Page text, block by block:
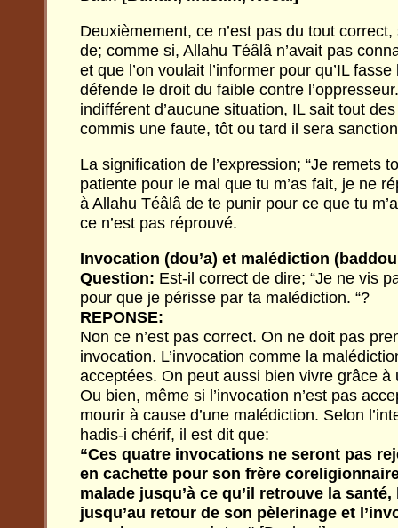
Deuxièmement, ce n’est pas du tout
de; comme si, Allahu Téâlâ n’avait pas
et que l’on voulait l’informer pour qu’IL
défende le droit du faible contre
indifférent d’aucune situation, IL sait tout
commis une faute, tôt ou tard il sera
La signification de l’expression; “Je remets
patiente pour le mal que tu m’as fait, je ne
à Allahu Téâlâ de te punir pour ce que tu
ce n’est pas réprouvé.
Invocation (dou’a) et malédiction
Question: Est-il correct de dire; “Je ne vis
pour que je périsse par ta malédiction. “?
REPONSE:
Non ce n’est pas correct. On ne doit pas
invocation. L’invocation comme la
acceptées. On peut aussi bien vivre grâce à
Ou bien, même si l’invocation n’est pas
mourir à cause d’une malédiction. Selon
hadis-i chérif, il est dit que:
“Ces quatre invocations ne seront pas
en cachette pour son frère
malade jusqu’à ce qu’il retrouve la
jusqu’au retour de son pèlerinage et